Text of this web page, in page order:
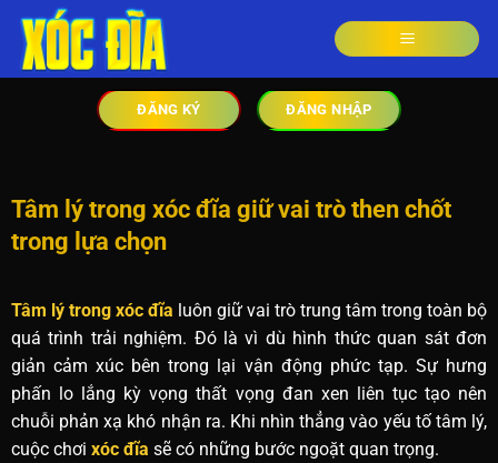
ĐĂNG KÝ ĐĂNG NHẬP
Tâm lý trong xóc đĩa giữ vai trò then chốt
trong lựa chọn
Tâm lý trong xóc đĩa luôn giữ vai trò trung tâm trong toàn bộ
quá trình trải nghiệm. Đó là vì dù hình thức quan sát đơn
giản cảm xúc bên trong lại vận động phức tạp. Sự hưng
phấn lo lắng kỳ vọng thất vọng đan xen liên tục tạo nên
chuỗi phản xạ khó nhận ra. Khi nhìn thẳng vào yếu tố tâm lý,
cuộc chơi xóc đĩa sẽ có những bước ngoặt quan trọng.